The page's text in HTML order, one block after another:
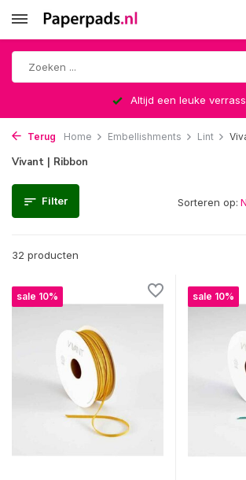
Altijd een leuke
Terug Home Embellishments Lint
Vivant | Ribbon
Filter
32 producten
Sorteren op:
sale 10% sale 10%